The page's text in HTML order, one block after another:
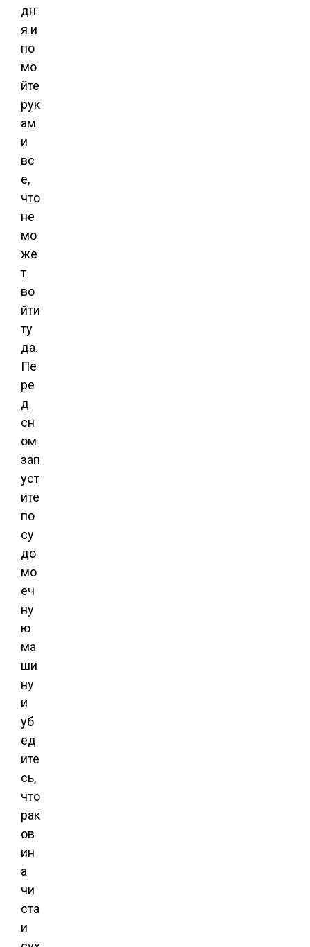
дн
я и
по
мо
йте
рук
ам
и
вс
е,
что
не
мо
же
т
во
йти
ту
да.
Пе
ре
д
сн
ом
зап
уст
ите
по
су
до
мо
еч
ну
ю
ма
ши
ну
и
уб
ед
ите
сь,
что
рак
ов
ин
а
чи
ста
и